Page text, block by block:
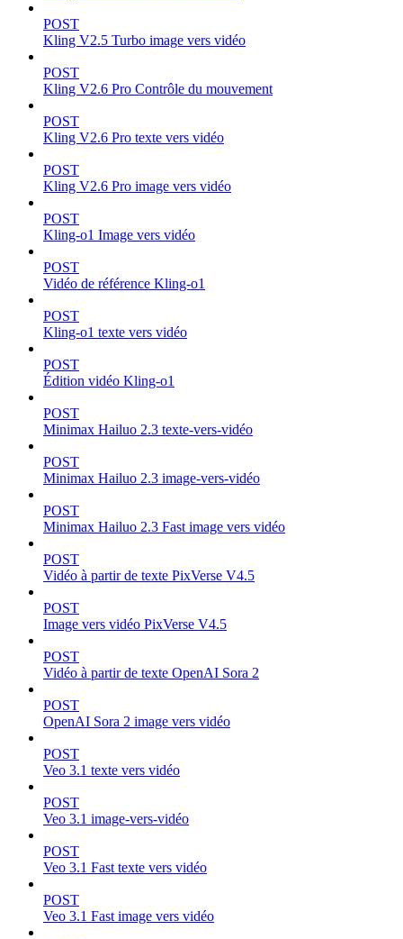
POST
Kling V2.5 Turbo image vers vidéo
POST
Kling V2.6 Pro Contrôle du mouvement
POST
Kling V2.6 Pro texte vers vidéo
POST
Kling V2.6 Pro image vers vidéo
POST
Kling-o1 Image vers vidéo
POST
Vidéo de référence Kling-o1
POST
Kling-o1 texte vers vidéo
POST
Édition vidéo Kling-o1
POST
Minimax Hailuo 2.3 texte-vers-vidéo
POST
Minimax Hailuo 2.3 image-vers-vidéo
POST
Minimax Hailuo 2.3 Fast image vers vidéo
POST
Vidéo à partir de texte PixVerse V4.5
POST
Image vers vidéo PixVerse V4.5
POST
Vidéo à partir de texte OpenAI Sora 2
POST
OpenAI Sora 2 image vers vidéo
POST
Veo 3.1 texte vers vidéo
POST
Veo 3.1 image-vers-vidéo
POST
Veo 3.1 Fast texte vers vidéo
POST
Veo 3.1 Fast image vers vidéo